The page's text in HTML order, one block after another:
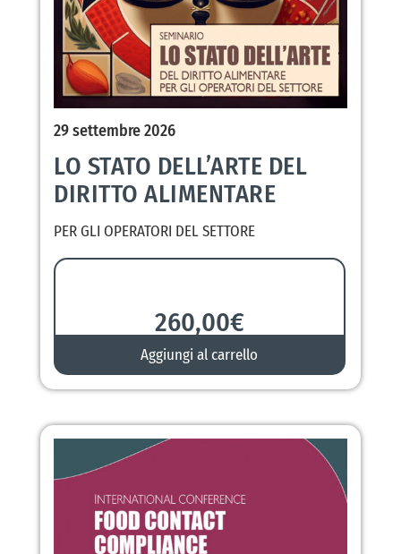
29 settembre 2026
LO STATO DELL’ARTE DEL
DIRITTO ALIMENTARE
PER GLI OPERATORI DEL SETTORE
260,00€
Aggiungi al carrello